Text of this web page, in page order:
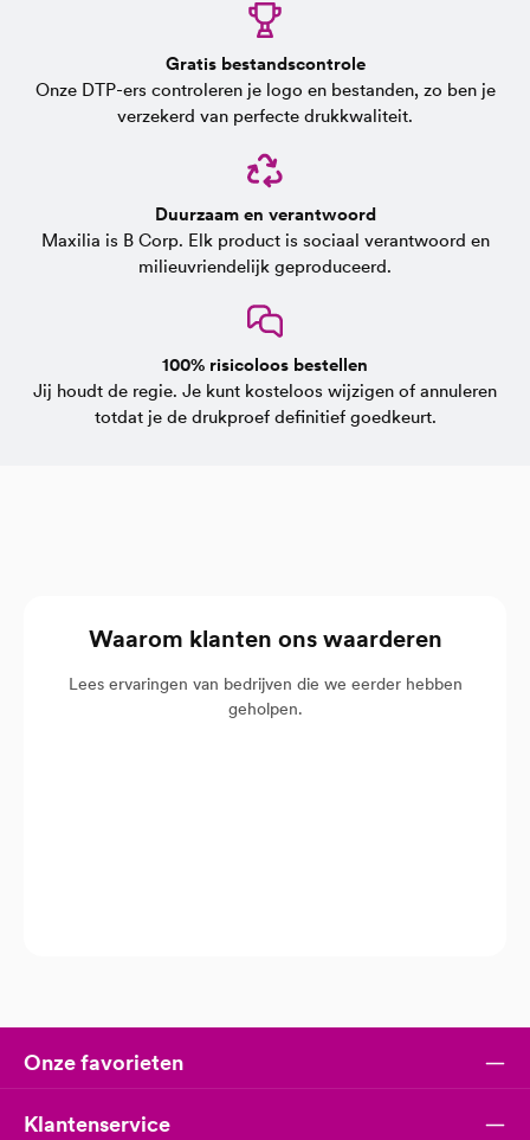
Gratis bestandscontrole
Onze DTP-ers controleren je logo en bestanden, zo ben je
verzekerd van perfecte drukkwaliteit.
Duurzaam en verantwoord
Maxilia is B Corp. Elk product is sociaal verantwoord en
milieuvriendelijk geproduceerd.
100% risicoloos bestellen
Jij houdt de regie. Je kunt kosteloos wijzigen of annuleren
totdat je de drukproef definitief goedkeurt.
Waarom klanten ons waarderen
Lees ervaringen van bedrijven die we eerder hebben
geholpen.
Onze favorieten
Klantenservice